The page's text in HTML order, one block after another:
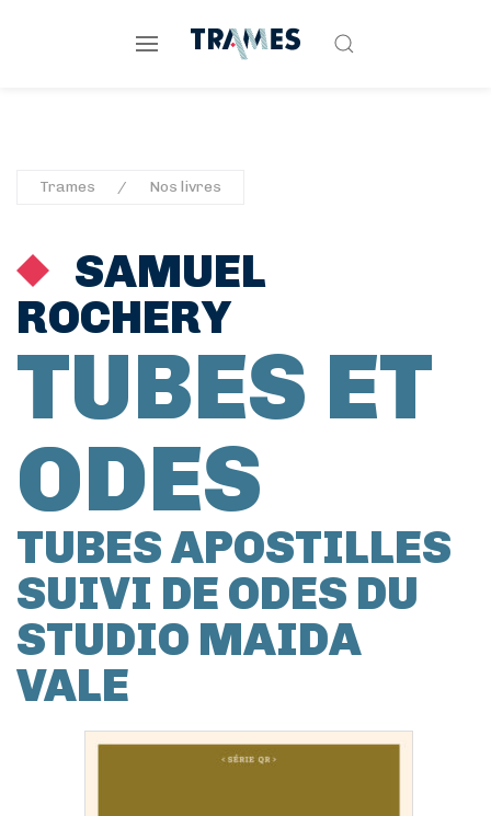
Trames Nos livres
SAMUEL
ROCHERY
TUBES ET
ODES
TUBES APOSTILLES
SUIVI DE ODES DU
STUDIO MAIDA
VALE